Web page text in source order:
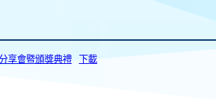
享會暨頒獎典禮 下載